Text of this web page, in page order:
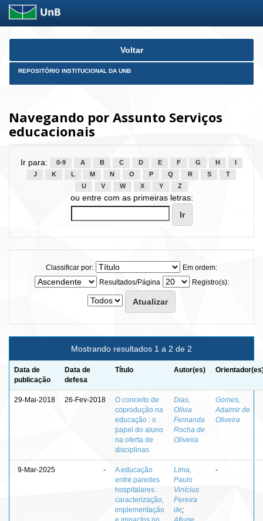
Skip
Voltar
REPOSITÓRIO INSTITUCIONAL DA UNB
Navegando por Assunto Serviços
educacionais
Ir para: 0-9 A B C D E F G H
J
K L M N O P Q R S
T
U
V W X Y Z
ou entre com as primeiras letras:
Classificar por:
Em ordem:
Resultados/Página
Registro(s):
Mostrando resultados 1 a 2 de 2
Data de
publicação
Data de
defesa
Título Autor(es)
29-Mai-2018 26-Fev-2018
O conceito de
coprodução na
educação : o
papel do aluno
na oferta de
disciplinas
Dias,
Olívia
Fernanda
Rocha de
Oliveira
Gomes,
Adalmir de
Oliveira
9-Mar-2025 -
A educação
entre paredes
hospitalares :
caracterização,
implementação
Lima,
Paulo
Vinícius
Pereira
de;
-